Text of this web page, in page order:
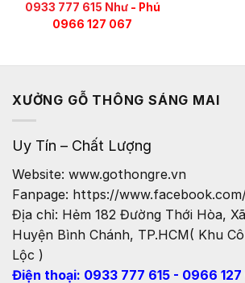
0933 777 615 Như - Phú
0966 127 067
XƯỞNG GỖ THÔNG SÁNG MAI
Uy Tín – Chất Lượng
Website: www.gothongre.vn
Fanpage: https://
Địa chỉ: Hẻm 182 Đường Thới Hòa,
Huyện Bình Chánh, TP.HCM( Khu
Lộc )
Điện thoại: 0933 777 615 - 0966